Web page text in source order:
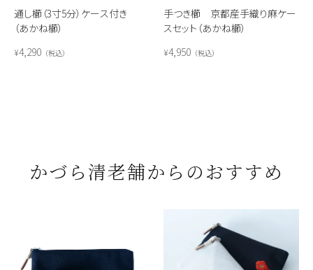
通し櫛（3寸5分）ケース付き
（あかね櫛）
¥4,290 税込
手つき櫛 京都産手織り麻ケー
スセット（あかね櫛）
¥4,950 税込
かづら清老舗からのおすすめ